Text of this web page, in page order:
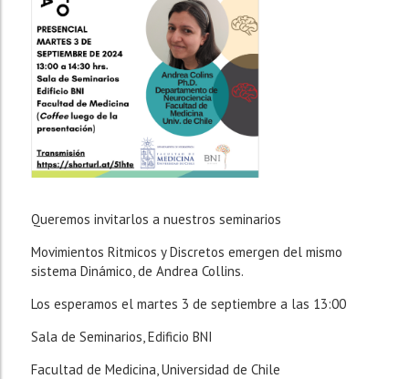
Queremos invitarlos a nuestros seminarios
Movimientos Ritmicos y Discretos emergen del mismo
sistema Dinámico, de Andrea Collins.
Los esperamos el martes 3 de septiembre a las 13:00
Sala de Seminarios, Edificio BNI
Facultad de Medicina, Universidad de Chile